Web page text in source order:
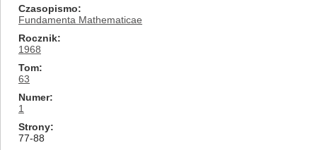
Czasopismo
Fundamenta Mathematicae
Rocznik
1968
Tom
63
Numer
1
Strony
77-88